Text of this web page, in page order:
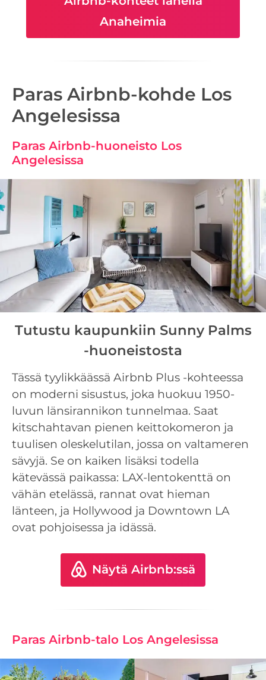
Anaheimia
Paras Airbnb-kohde Los
Angelesissa
Paras Airbnb-huoneisto Los
Angelesissa
Tutustu kaupunkiin Sunny Palms
-huoneistosta
Tässä tyylikkäässä Airbnb Plus -kohteessa
on moderni sisustus, joka huokuu 1950-
luvun länsirannikon tunnelmaa. Saat
kitschahtavan pienen keittokomeron ja
tuulisen oleskelutilan, jossa on valtameren
sävyjä. Se on kaiken lisäksi todella
kätevässä paikassa: LAX-lentokenttä on
vähän etelässä, rannat ovat hieman
länteen, ja Hollywood ja Downtown LA
ovat pohjoisessa ja idässä.
Näytä Airbnb:ssä
Paras Airbnb-talo Los Angelesissa